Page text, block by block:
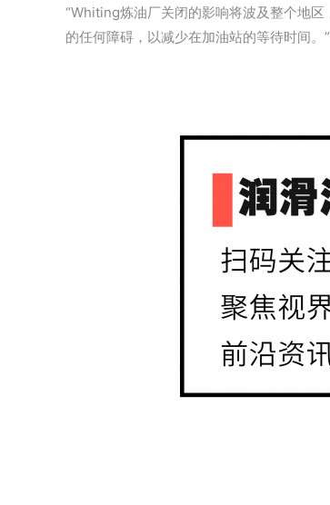
“Whiting炼油厂关闭的影响将波及整个地
的任何障碍，以减少在加油站的等待时间。”